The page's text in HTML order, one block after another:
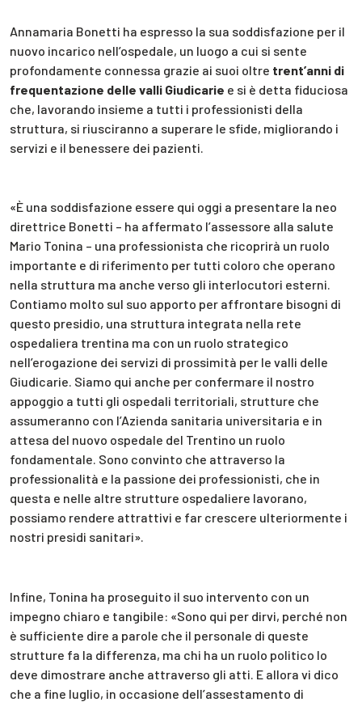
Annamaria Bonetti ha espresso la sua soddisfazione per il
nuovo incarico nell’ospedale, un luogo a cui si sente
profondamente connessa grazie ai suoi oltre trent’anni di
frequentazione delle valli Giudicarie e si è detta fiduciosa
che, lavorando insieme a tutti i professionisti della
struttura, si riusciranno a superare le sfide, migliorando i
servizi e il benessere dei pazienti.
«È una soddisfazione essere qui oggi a presentare la neo
direttrice Bonetti – ha affermato l’assessore alla salute
Mario Tonina – una professionista che ricoprirà un ruolo
importante e di riferimento per tutti coloro che operano
nella struttura ma anche verso gli interlocutori esterni.
Contiamo molto sul suo apporto per affrontare bisogni di
questo presidio, una struttura integrata nella rete
ospedaliera trentina ma con un ruolo strategico
nell’erogazione dei servizi di prossimità per le valli delle
Giudicarie. Siamo qui anche per confermare il nostro
appoggio a tutti gli ospedali territoriali, strutture che
assumeranno con l’Azienda sanitaria universitaria e in
attesa del nuovo ospedale del Trentino un ruolo
fondamentale. Sono convinto che attraverso la
professionalità e la passione dei professionisti, che in
questa e nelle altre strutture ospedaliere lavorano,
possiamo rendere attrattivi e far crescere ulteriormente i
nostri presidi sanitari».
Infine, Tonina ha proseguito il suo intervento con un
impegno chiaro e tangibile: «Sono qui per dirvi, perché non
è sufficiente dire a parole che il personale di queste
strutture fa la differenza, ma chi ha un ruolo politico lo
deve dimostrare anche attraverso gli atti. E allora vi dico
che a fine luglio, in occasione dell’assestamento di